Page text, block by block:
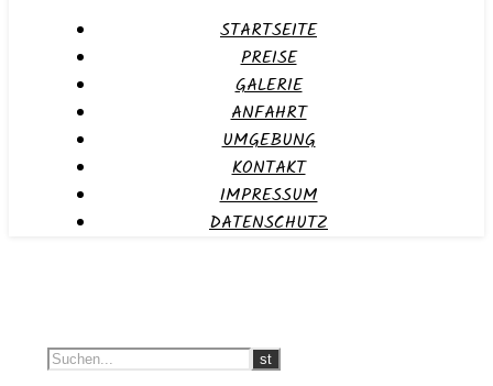
STARTSEITE
PREISE
GALERIE
ANFAHRT
UMGEBUNG
KONTAKT
IMPRESSUM
DATENSCHUTZ